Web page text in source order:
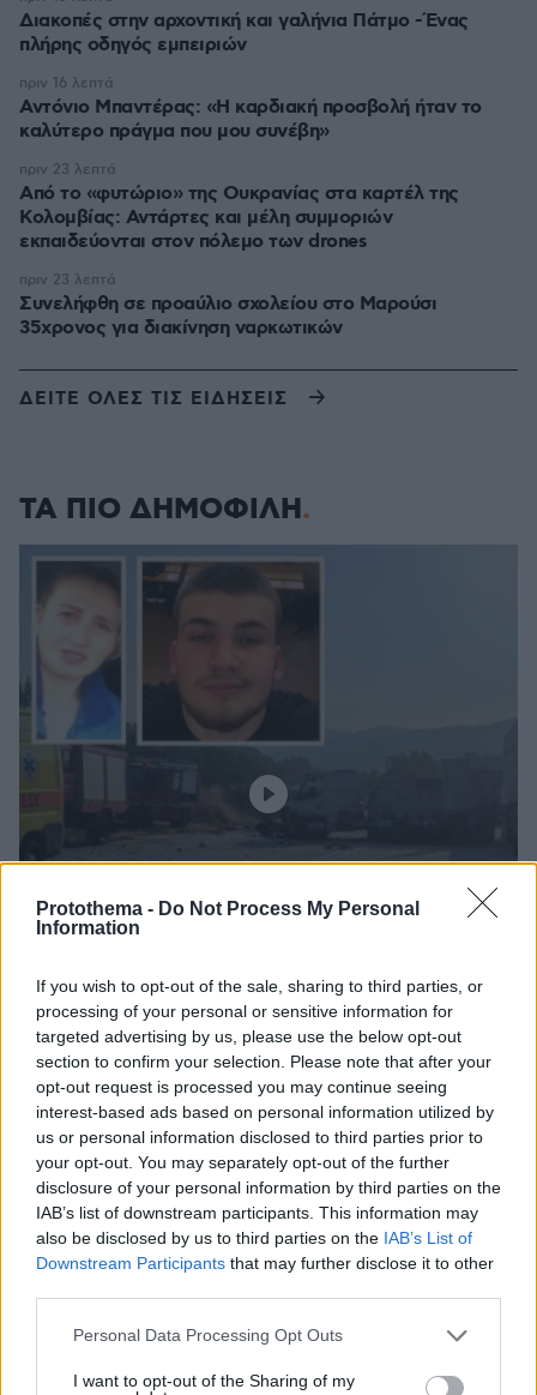
Protothema - Do Not Process My Personal
Information
If you wish to opt-out of the sale, sharing to third parties, or
processing of your personal or sensitive information for
targeted advertising by us, please use the below opt-out
section to confirm your selection. Please note that after your
opt-out request is processed you may continue seeing
interest-based ads based on personal information utilized by
us or personal information disclosed to third parties prior to
your opt-out. You may separately opt-out of the further
disclosure of your personal information by third parties on the
IAB’s list of downstream participants. This information may
also be disclosed by us to third parties on the IAB’s List of
Downstream Participants that may further disclose it to other
Please note that this website/app uses one or more Google
not limited to your visit or usage behaviour. You may click to
Personal Data Processing Opt Outs
I want to opt-out of the Sharing of my
Διακοπές στην αρχοντική και γαλήνια Πάτμο -Ένας
πλήρης οδηγός εμπειριών
Αντόνιο Μπαντέρας: «Η καρδιακή προσβολή ήταν το
καλύτερο πράγμα που μου συνέβη»
πριν 16 λεπτά
Από το «φυτώριο» της Ουκρανίας στα καρτέλ της
Κολομβίας: Αντάρτες και μέλη συμμοριών
εκπαιδεύονται στον πόλεμο των drones
πριν 23 λεπτά
Συνελήφθη σε προαύλιο σχολείου στο Μαρούσι
35χρονος για διακίνηση ναρκωτικών
πριν 23 λεπτά
ΔΕΙΤΕ ΟΛΕΣ ΤΙΣ ΕΙΔΗΣΕΙΣ
ΤΑ ΠΙΟ ΔΗΜΟΦΙΛΗ
Ο οδηγός του φορτηγού περιγράφει πώς έγινε το
τροχαίο με τους νεκρούς μάνα και γιο στις Σέρρες,
η 43χρονη και ο 21χρονος πήγαιναν μαζί για
δουλειά
07.08.2026, 13:17